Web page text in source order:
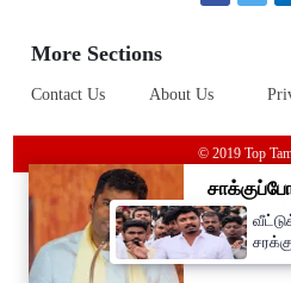
More Sections
Contact Us About Us
© 2019 Top